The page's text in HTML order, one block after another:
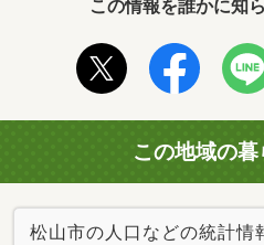
この情報を誰かに知
この地域の
松山市の人口などの統計情